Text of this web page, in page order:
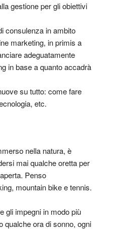
gestione per gli obiettivi
consulenza in ambito
marketing, in primis a
adeguatamente
in base a quanto accadrà
su tutto: come fare
etc.
nella natura, è
mai qualche oretta per
Penso
mountain bike e tennis.
gli impegni in modo più
qualche ora di sonno, ogni